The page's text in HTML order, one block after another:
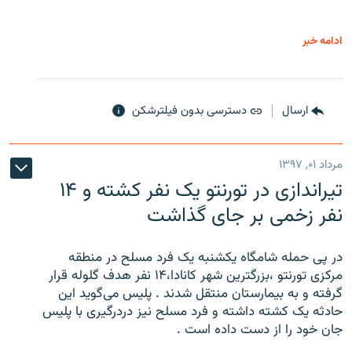
ادامه خبر
ارسال دسترسی بدون فیلترشکن
مرداد ۰۱, ۱۳۹۷
تیراندازی در تورنتو یک نفر کشته و ۱۴
نفر زخمی بر جای گذاشت
در پی حمله شامگاه یکشنبه یک فرد مسلح در منطقه
مرکزی تورنتو ،‌بزرگترین شهر کانادا،۱۴ نفر هدف گلوله قرار
گرفته و به بیمارستان منتقل شدند . پلیس می‌گوید این
حادثه یک کشته داشته و فرد مسلح نیز دردرگیری با پلیس
جان خود را از دست داده است .